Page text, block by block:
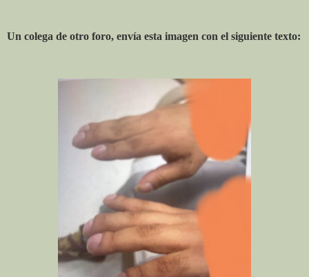
Un colega de otro foro, envía esta imagen con el siguiente texto: